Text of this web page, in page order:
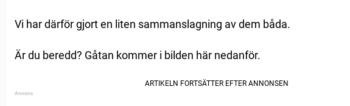
Vi har därför gjort en liten sammanslagning av dem båda.
Är du beredd? Gåtan kommer i bilden här nedanför.